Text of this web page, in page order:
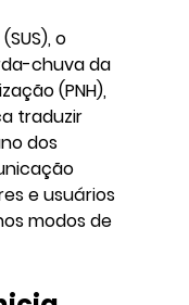
o
chuva da
(PNH),
traduzir
dos
e usuários
modos de